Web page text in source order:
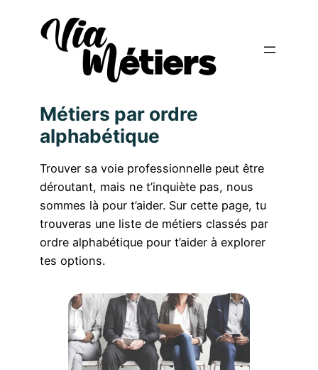
Métiers par ordre
alphabétique
Trouver sa voie professionnelle peut être
déroutant, mais ne t’inquiète pas, nous
sommes là pour t’aider. Sur cette page, tu
trouveras une liste de métiers classés par
ordre alphabétique pour t’aider à explorer
tes options.